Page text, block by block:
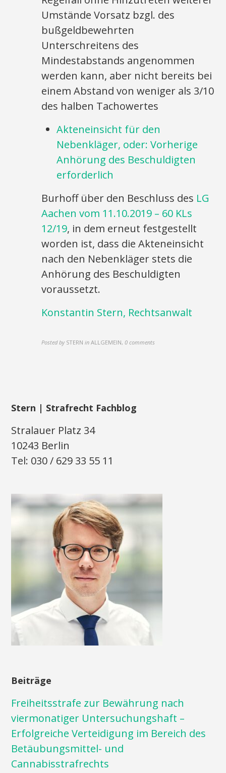
Umstände Vorsatz bzgl. des
bußgeldbewehrten
Unterschreitens des
Mindestabstands angenommen
werden kann, aber nicht bereits bei
einem Abstand von weniger als 3/10
des halben Tachowertes
Akteneinsicht für den
Nebenkläger, oder: Vorherige
Anhörung des Beschuldigten
erforderlich
Burhoff über den Beschluss des LG
Aachen vom 11.10.2019 – 60 KLs
12/19, in dem erneut festgestellt
worden ist, dass die Akteneinsicht
nach den Nebenkläger stets die
Anhörung des Beschuldigten
voraussetzt.
Konstantin Stern, Rechtsanwalt
Posted by STERN in ALLGEMEIN,0 comments
Stern | Strafrecht Fachblog
Stralauer Platz 34
10243 Berlin
Tel: 030 / 629 33 55 11
Beiträge
Freiheitsstrafe zur Bewährung nach
viermonatiger Untersuchungshaft –
Erfolgreiche Verteidigung im Bereich des
Betäubungsmittel- und
Cannabisstrafrechts